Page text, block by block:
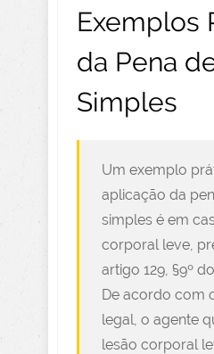
Exemplos
da Pena
Simples
Um exemplo
aplicação da
simples é em
corporal leve,
artigo 129, §9º
De acordo com
legal, o agente
lesão corporal